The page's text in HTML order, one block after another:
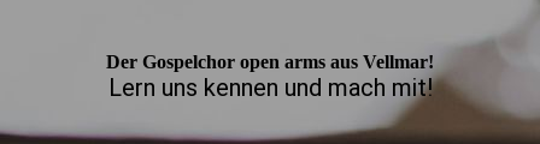
Der Gospelchor open arms aus Vellmar!
Lern uns kennen und mach mit!